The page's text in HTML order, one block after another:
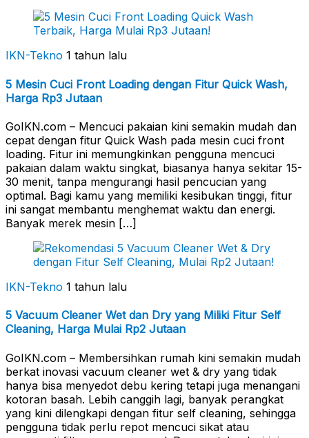
IKN-Tekno 1 tahun lalu
5 Mesin Cuci Front Loading dengan Fitur Quick Wash,
Harga Rp3 Jutaan
GoIKN.com – Mencuci pakaian kini semakin mudah dan
cepat dengan fitur Quick Wash pada mesin cuci front
loading. Fitur ini memungkinkan pengguna mencuci
pakaian dalam waktu singkat, biasanya hanya sekitar 15-
30 menit, tanpa mengurangi hasil pencucian yang
optimal. Bagi kamu yang memiliki kesibukan tinggi, fitur
ini sangat membantu menghemat waktu dan energi.
Banyak merek mesin […]
IKN-Tekno 1 tahun lalu
5 Vacuum Cleaner Wet dan Dry yang Miliki Fitur Self
Cleaning, Harga Mulai Rp2 Jutaan
GoIKN.com – Membersihkan rumah kini semakin mudah
berkat inovasi vacuum cleaner wet & dry yang tidak
hanya bisa menyedot debu kering tetapi juga menangani
kotoran basah. Lebih canggih lagi, banyak perangkat
yang kini dilengkapi dengan fitur self cleaning, sehingga
pengguna tidak perlu repot mencuci sikat atau